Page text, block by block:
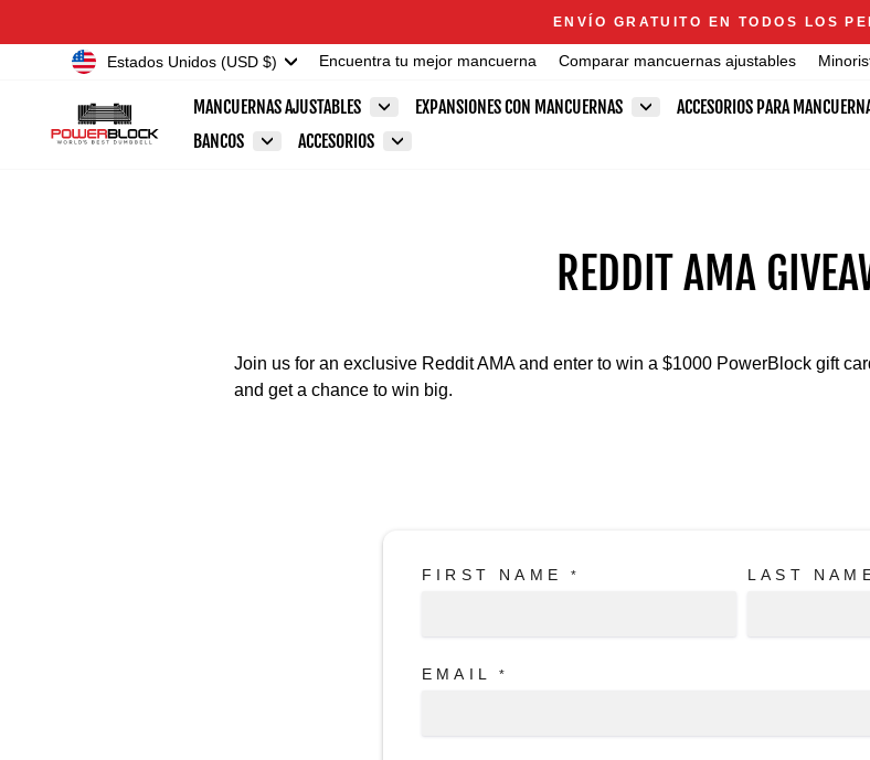
diapositivas
Announcements
ENVÍO GRATUITO EN TODOS LOS
MonedaEstados Unidos (USD $) Encuentra tu mejor mancuerna Comparar mancuernas ajustables
MANCUERNAS AJUSTABLES EXPANSIONES CON MANCUERNAS ACCESORIOS PARA
BANCOS
ACCESORIOS
REDDIT AMA
Join us for an exclusive Reddit AMA and enter to win a $1000 PowerBlock gift
and get a chance to win big.
FIRST NAME * LAST
EMAIL *